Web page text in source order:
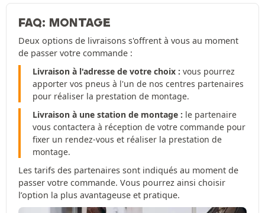
FAQ: MONTAGE
Deux options de livraisons s'offrent à vous au moment
de passer votre commande :
Livraison à l'adresse de votre choix : vous pourrez
apporter vos pneus à l'un de nos centres partenaires
pour réaliser la prestation de montage.
Livraison à une station de montage : le partenaire
vous contactera à réception de votre commande pour
fixer un rendez-vous et réaliser la prestation de
montage.
Les tarifs des partenaires sont indiqués au moment de
passer votre commande. Vous pourrez ainsi choisir
l’option la plus avantageuse et pratique.